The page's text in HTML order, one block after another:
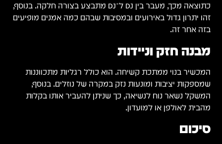
כתוצאה מכך, מעבר בין DJ ל־DJ מתבצע בצורה חלקה. בנוסף,
זהו יתרון גדול באירועים ובמסיבות שבהם כמה אמנים מופיעים
בזה אחר זה.
מבנה חזק וניידות
המכשיר בנוי ממתכת קשיחה. הוא כולל רגליות מתכווננות
שמספקות יציבות ומונעות נזק במקרה של נוזלים. בנוסף,
המשקל נשאר נוח לנשיאה, כך שניתן להעביר אותו בקלות
מהבית לאולפן או למועדון.
סיכום